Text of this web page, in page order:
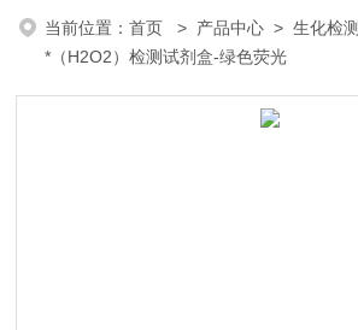
当前位置：首页 > 产品中心 >生化检测
*（H2O2）检测试剂盒-绿色荧光